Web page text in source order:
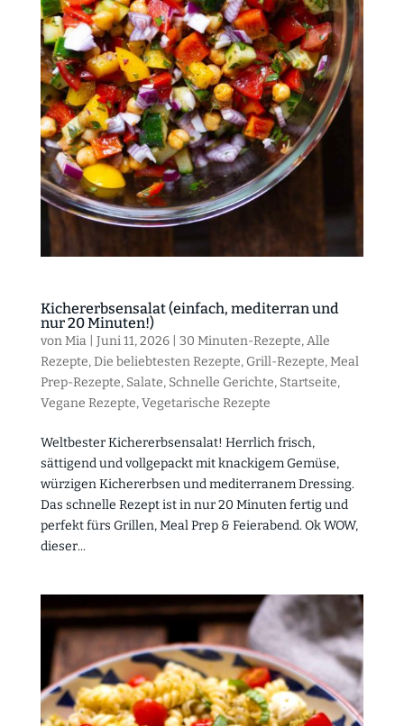
Kichererbsensalat (einfach, mediterran und
nur 20 Minuten!)
vonMia| Juni 11, 2026| 30 Minuten-Rezepte,Alle
Rezepte,Die beliebtesten Rezepte, Grill-Rezepte,Meal
Prep-Rezepte, Salate, Schnelle Gerichte, Startseite,
Vegane Rezepte,Vegetarische Rezepte
Weltbester Kichererbsensalat! Herrlich frisch,
sättigend und vollgepackt mit knackigem Gemüse,
würzigen Kichererbsen und mediterranem Dressing.
Das schnelle Rezept ist in nur 20 Minuten fertig und
perfekt fürs Grillen, Meal Prep & Feierabend. Ok WOW,
dieser...